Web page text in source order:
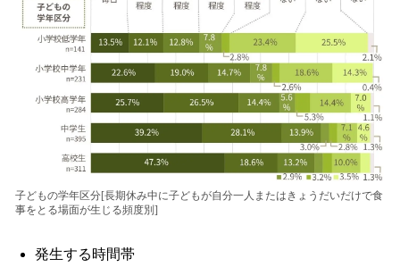
子どもの学年区分[長期休み中に子どもが自分一人またはきょうだいだけで食
事をとる場面が生じる頻度別]
発生する時間帯